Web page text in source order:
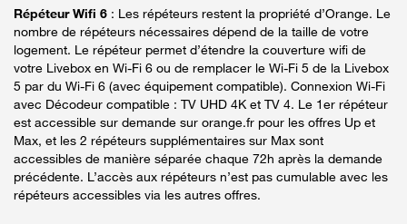
Répéteur Wifi 6 : Les répéteurs restent la propriété d’Orange. Le
nombre de répéteurs nécessaires dépend de la taille de votre
logement. Le répéteur permet d’étendre la couverture wifi de
votre Livebox en Wi-Fi 6 ou de remplacer le Wi-Fi 5 de la Livebox
5 par du Wi-Fi 6 (avec équipement compatible). Connexion Wi-Fi
avec Décodeur compatible : TV UHD 4K et TV 4. Le 1er répéteur
est accessible sur demande sur orange.fr pour les offres Up et
Max, et les 2 répéteurs supplémentaires sur Max sont
accessibles de manière séparée chaque 72h après la demande
précédente. L’accès aux répéteurs n’est pas cumulable avec les
répéteurs accessibles via les autres offres.